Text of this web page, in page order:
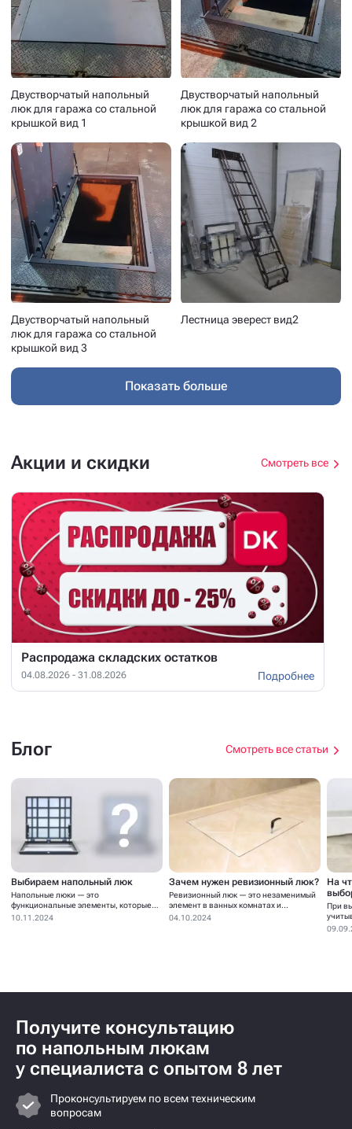
Двустворчатый напольный
люк для гаража со стальной
крышкой вид 1
Двустворчатый напольный
люк для гаража со стальной
крышкой вид 2
Двустворчатый напольный
люк для гаража со стальной
крышкой вид 3
Лестница эверест вид2
Показать больше
Акции и скидки Смотреть все
Распродажа складских остатков
04.08.2026 - 31.08.2026 Подробнее
Блог Смотреть все статьи
Выбираем напольный люк
Напольные люки — это
функциональные элементы, которые
устанавливаются для...
10.11.2024
Зачем нужен ревизионный люк?
Ревизионный люк — это незаменимый
элемент в ванных комнатах и...
04.10.2024
На
При
Получите консультацию
по напольным люкам
у специалиста с опытом 8 лет
Проконсультируем по всем техническим
вопросам